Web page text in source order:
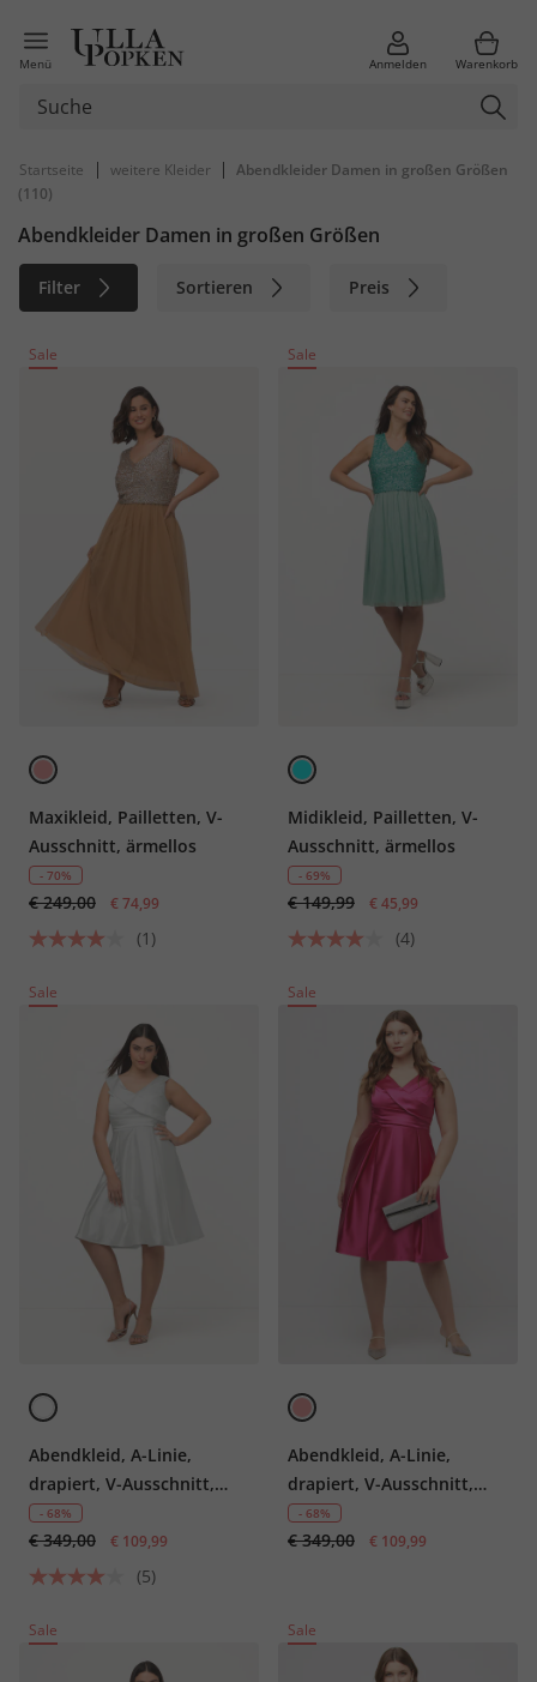
Menü Anmelden Warenkorb
Startseite | weitere Kleider | Abendkleider Damen in großen Größen
(110)
Abendkleider Damen in großen Größen
Filter Sortieren Preis
Sale
Maxikleid, Pailletten, V-
Ausschnitt, ärmellos
- 70%
€ 249,00 € 74,99
(1)
Sale
Midikleid, Pailletten, V-
Ausschnitt, ärmellos
- 69%
€ 149,99 € 45,99
(4)
Sale
Abendkleid, A-Linie,
drapiert, V-Ausschnitt,
ärmellos
- 68%
€ 349,00 € 109,99
(5)
Sale
Abendkleid, A-Linie,
drapiert, V-Ausschnitt,
ärmellos
- 68%
€ 349,00 € 109,99
Sale Sale